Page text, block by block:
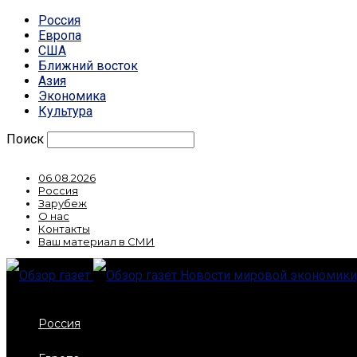
Россия
Европа
США
Ближний восток
Азия
Экономика
Культура
Поиск
06.08.2026
Россия
Зарубеж
О нас
Контакты
Ваш материал в СМИ
Новости мировой
Россия